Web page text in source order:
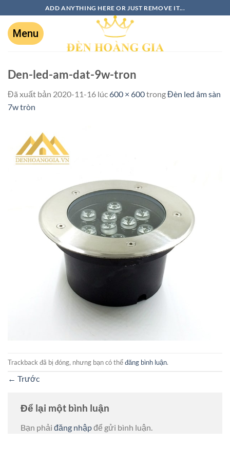
ADD ANYTHING HERE OR JUST REMOVE IT...
Den-led-am-dat-9w-tron
Đã xuất bản 2020-11-16 lúc600 × 600trongĐèn led âm sàn
7w tròn
Trackback đã bị đóng, nhưng bạn có thểđăng bình luận.
← Trước
Để lại một bình luận
Bạn phải đăng nhậpđể gửi bình luận.